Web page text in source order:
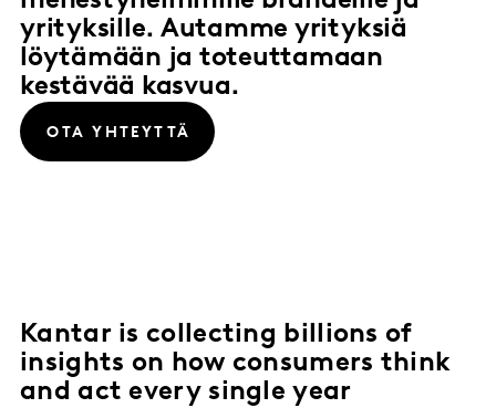
yrityksille. Autamme yrityksiä
löytämään ja toteuttamaan
kestävää kasvua.
OTA YHTEYTTÄ
Kantar is collecting billions of
insights on how consumers think
and act every single year